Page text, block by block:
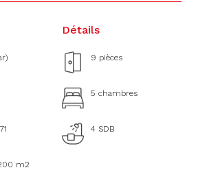
m2
Détails
9 pièces
5 chambres
4 SDB